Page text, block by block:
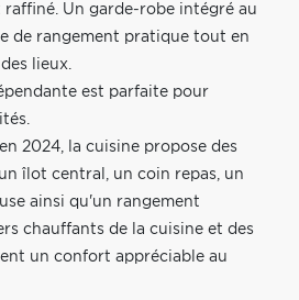
raffiné. Un garde-robe intégré au
de rangement pratique tout en
lieux.
est parfaite pour
2024, la cuisine propose des
îlot central, un coin repas, un
ainsi qu'un rangement
chauffants de la cuisine et des
un confort appréciable au